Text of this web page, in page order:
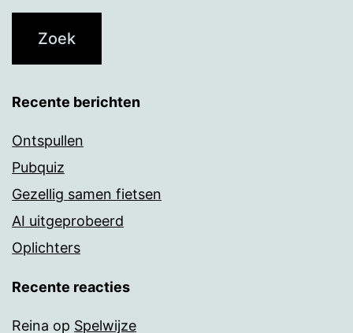
Recente berichten
Ontspullen
Pubquiz
Gezellig samen fietsen
AI uitgeprobeerd
Oplichters
Recente reacties
Reina op Spelwijze